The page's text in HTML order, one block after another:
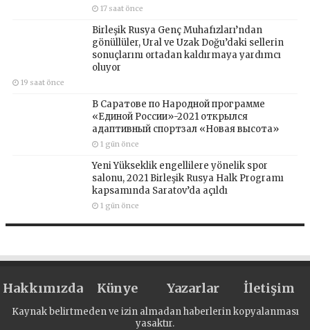
17 saat önce
Birleşik Rusya Genç Muhafızları’ndan
gönüllüler, Ural ve Uzak Doğu’daki sellerin
sonuçlarını ortadan kaldırmaya yardımcı
oluyor
19 saat önce
В Саратове по Народной программе
«Единой России»-2021 открылся
адаптивный спортзал «Новая высота»
1 gün önce
Yeni Yükseklik engellilere yönelik spor
salonu, 2021 Birleşik Rusya Halk Programı
kapsamında Saratov’da açıldı
1 gün önce
Hakkımızda Künye Yazarlar İletişim
Kaynak belirtmeden ve izin almadan haberlerin kopyalanması
yasaktır.